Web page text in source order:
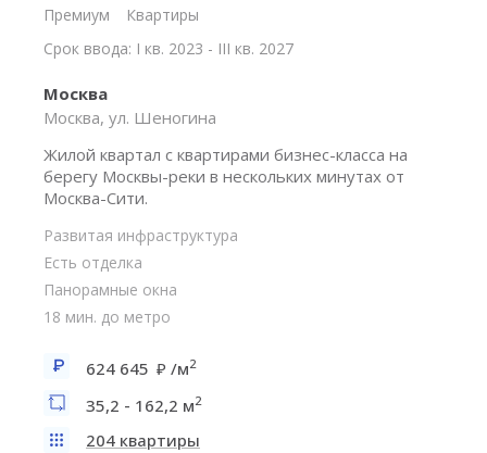
Премиум
Квартиры
Срок ввода: I кв. 2023 - III кв. 2027
Москва
Москва, ул. Шеногина
Жилой квартал с квартирами бизнес-класса на
берегу Москвы-реки в нескольких минутах от
Москва-Сити.
Развитая инфраструктура
Есть отделка
Панорамные окна
18 мин. до метро
624 645 /м2
35,2 - 162,2 м2
204 квартиры